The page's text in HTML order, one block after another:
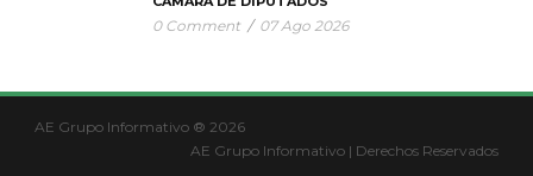
0 Comment / 07 Ago 2026
AE Grupo Informativo ® 2026
AE Grupo Informativo | Derechos Reservados